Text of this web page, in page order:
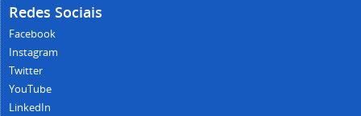
Redes Sociais
Facebook
Instagram
Twitter
YouTube
LinkedIn